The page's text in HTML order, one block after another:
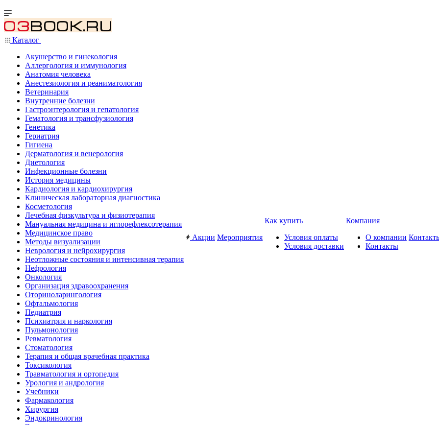
Каталог
Акушерство и гинекология
Аллергология и иммунология
Анатомия человека
Анестезиология и реаниматология
Ветеринария
Внутренние болезни
Гастроэнтерология и гепатология
Гематология и трансфузиология
Генетика
Гериатрия
Гигиена
Дерматология и венерология
Диетология
Инфекционные болезни
История медицины
Кардиология и кардиохирургия
Клиническая лабораторная диагностика
Косметология
Лечебная физкультура и физиотерапия
Мануальная медицина и иглорефлексотерапия
Медицинское право
Методы визуализации
Неврология и нейрохирургия
Неотложные состояния и интенсивная терапия
Нефрология
Онкология
Организация здравоохранения
Оториноларингология
Офтальмология
Педиатрия
Психиатрия и наркология
Пульмонология
Ревматология
Стоматология
Терапия и общая врачебная практика
Токсикология
Травматология и ортопедия
Урология и андрология
Учебники
Фармакология
Хирургия
Эндокринология
Акции Мероприятия
Как купить
Условия оплаты
Условия доставки
Компания
О компании
Контакты